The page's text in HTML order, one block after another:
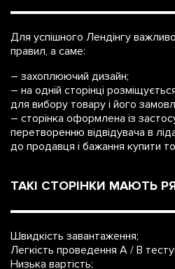
Для успішного Лендінгу
правил, а саме:
– захоплюючий дизайн;
– на одній сторінці
для вибору товару і його
– сторінка оформлена із
перетворенню відвідувача в
до продавця і бажання купити
ТАКІ СТОРІНКИ МАЮТЬ
Швидкість завантаження;
Легкість проведення A / B
Низька вартість;